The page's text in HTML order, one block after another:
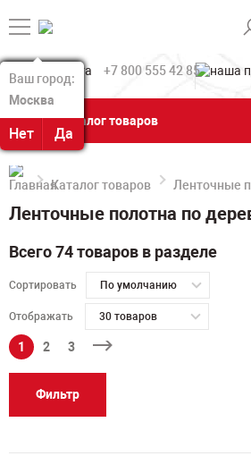
Ваш город:
Москва
Нет Да
Ваш город:
Москва
Нет Да
+7 800 555 42 85
Каталог товаров
Каталог товаров Ленточные
Ленточные полотна по
Всего 74 товаров в разделе
Сортировать По умолчанию
Отображать 30 товаров
1 2 3
Фильтр